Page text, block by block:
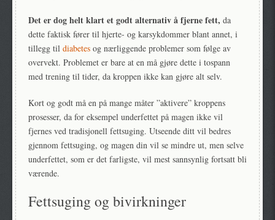
Det er dog helt klart et godt alternativ å fjerne fett, da
dette faktisk fører til hjerte- og karsykdommer blant annet, i
tillegg til diabetes og nærliggende problemer som følge av
overvekt. Problemet er bare at en må gjøre dette i tospann
med trening til tider, da kroppen ikke kan gjøre alt selv.
Kort og godt må en på mange måter ”aktivere” kroppens
prosesser, da for eksempel underfettet på magen ikke vil
fjernes ved tradisjonell fettsuging. Utseende ditt vil bedres
gjennom fettsuging, og magen din vil se mindre ut, men selve
underfettet, som er det farligste, vil mest sannsynlig fortsatt bli
værende.
Fettsuging og bivirkninger